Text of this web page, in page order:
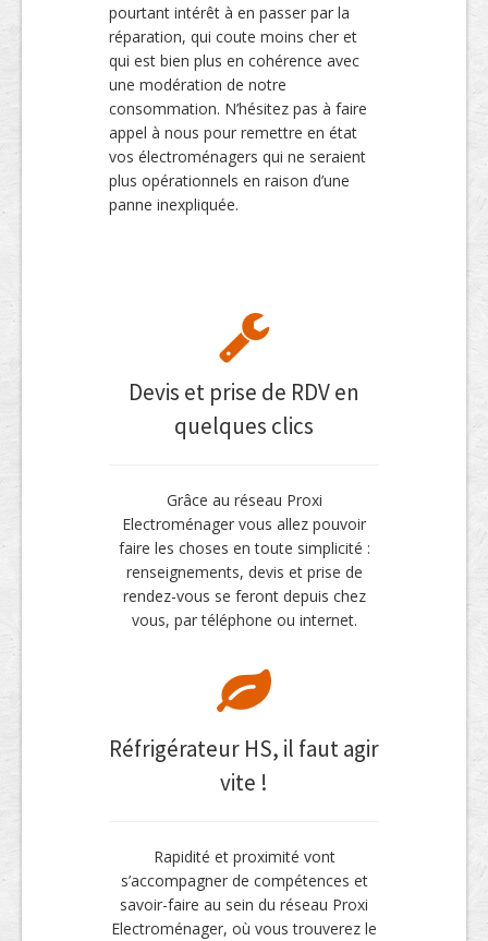
pourtant intérêt à en passer par la
réparation, qui coute moins cher et
qui est bien plus en cohérence avec
une modération de notre
consommation. N’hésitez pas à faire
appel à nous pour remettre en état
vos électroménagers qui ne seraient
plus opérationnels en raison d’une
panne inexpliquée.
Devis et prise de RDV en
quelques clics
Grâce au réseau Proxi
Electroménager vous allez pouvoir
faire les choses en toute simplicité :
renseignements, devis et prise de
rendez-vous se feront depuis chez
vous, par téléphone ou internet.
Réfrigérateur HS, il faut agir
vite !
Rapidité et proximité vont
s’accompagner de compétences et
savoir-faire au sein du réseau Proxi
Electroménager, où vous trouverez le